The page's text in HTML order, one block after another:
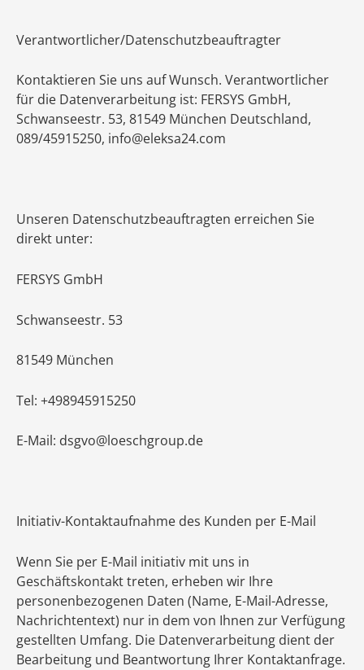
Verantwortlicher/Datenschutzbeauftragter
Kontaktieren Sie uns auf Wunsch. Verantwortlicher
für die Datenverarbeitung ist: FERSYS GmbH,
Schwanseestr. 53, 81549 München Deutschland,
089/45915250, info@eleksa24.com
Unseren Datenschutzbeauftragten erreichen Sie
direkt unter:
FERSYS GmbH
Schwanseestr. 53
81549 München
Tel: +498945915250
E-Mail: dsgvo@loeschgroup.de
Initiativ-Kontaktaufnahme des Kunden per E-Mail
Wenn Sie per E-Mail initiativ mit uns in
Geschäftskontakt treten, erheben wir Ihre
personenbezogenen Daten (Name, E-Mail-Adresse,
Nachrichtentext) nur in dem von Ihnen zur Verfügung
gestellten Umfang. Die Datenverarbeitung dient der
Bearbeitung und Beantwortung Ihrer Kontaktanfrage.